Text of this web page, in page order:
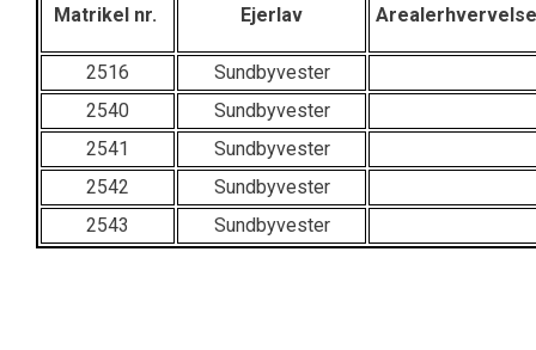
Matrikel nr. Ejerlav Arealerhvervelse
2516
Sundbyvester
2540
Sundbyvester
2541
Sundbyvester
2542
Sundbyvester
2543
Sundbyvester